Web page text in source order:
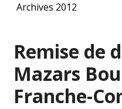
Archives 2012
Remise de
Mazars
Franche-